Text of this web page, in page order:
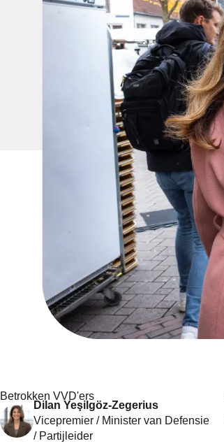
Betrokken VVD'ers
Dilan Yeşilgöz-Zegerius
Vicepremier / Minister van Defensie
/ Partijleider